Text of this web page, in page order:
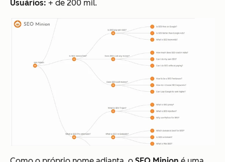
Usuários: + de 200 mil.